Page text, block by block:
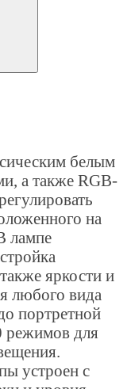
белым
а также RGB-
на
лампе
яркости и
любого вида
портретной
режимов для
устроен с